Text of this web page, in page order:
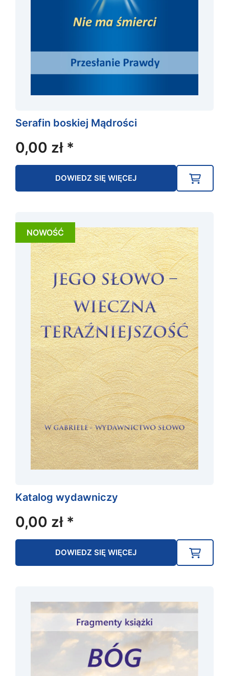
Serafin boskiej Mądrości
0,00 zł *
DOWIEDZ SIĘ WIĘCEJ
NOWOŚĆ
Katalog wydawniczy
0,00 zł *
DOWIEDZ SIĘ WIĘCEJ